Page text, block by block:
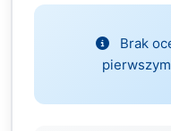
Brak